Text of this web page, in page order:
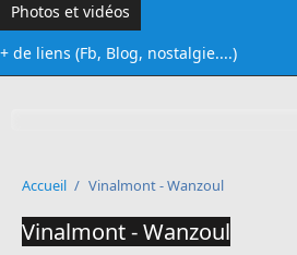
Photos et vidéos
+ de liens (Fb, Blog, nostalgie....)
Accueil / Vinalmont - Wanzoul
Vinalmont - Wanzoul